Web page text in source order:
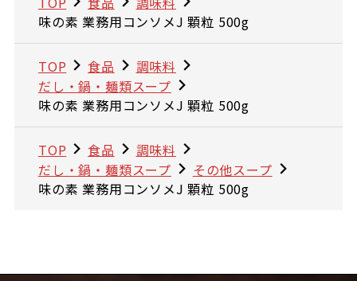
味の素 業務用コンソメJ 顆粒 500g
TOP 食品
調味料
だし・鍋・麺類スープ
味の素 業務用コンソメJ 顆粒 500g
TOP 食品
調味料
だし・鍋・麺類スープ
その他スープ
味の素 業務用コンソメJ 顆粒 500g